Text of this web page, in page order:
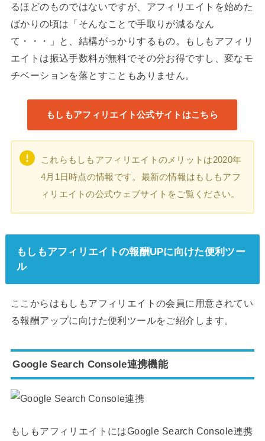
るほどのものではないですが、アフィリエイトを始めた
ばかりの頃は「そんなことで手取りが減るなん
て・・・」と、結構がっかりするもの。もしもアフィリ
エイトは振込手数料が無料でその分お得ですし、変なモ
チベーションを落とすこともありません。
もしもアフィリエイト公式サイトはこちら
これらもしもアフィリエイトのメリットは2020年
4月1日時点の情報です。最新の情報はもしもアフ
ィリエイトの公式ウェブサイトをご覧ください。
もしもアフィリエイトの報酬UPに向けた便利ツー
ル
ここからはもしもアフィリエイトの会員に用意されてい
る報酬アップに向けた便利ツールをご紹介します。
Google Search Console連携機能
もしもアフィリエイトにはGoogle Search Console連携